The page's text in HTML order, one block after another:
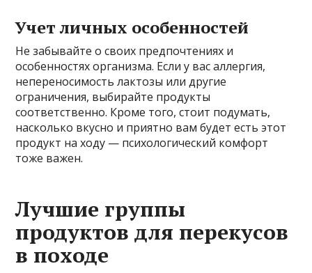
Учет личных особенностей
Не забывайте о своих предпочтениях и
особенностях организма. Если у вас аллергия,
непереносимость лактозы или другие
ограничения, выбирайте продукты
соответственно. Кроме того, стоит подумать,
насколько вкусно и приятно вам будет есть этот
продукт на ходу — психологический комфорт
тоже важен.
Лучшие группы
продуктов для перекусов
в походе